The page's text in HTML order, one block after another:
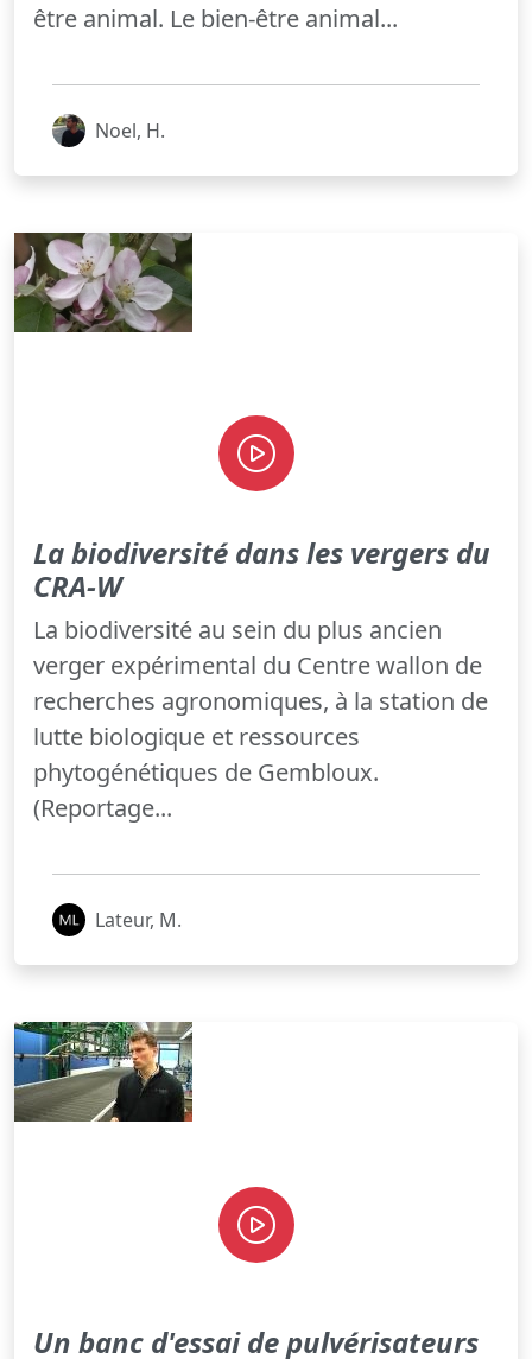
être animal. Le bien-être animal...
Noel, H.
La biodiversité dans les vergers du
CRA-W
La biodiversité au sein du plus ancien
verger expérimental du Centre wallon de
recherches agronomiques, à la station de
lutte biologique et ressources
phytogénétiques de Gembloux.
(Reportage...
Lateur, M.
Un banc d'essai de pulvérisateurs